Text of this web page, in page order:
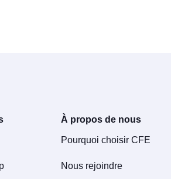
À propos de nous
Pourquoi choisir CFE
Nous rejoindre